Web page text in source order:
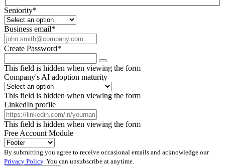
Seniority*
Business email*
Create Password*
This field is hidden when viewing the form
Company's AI adoption maturity
This field is hidden when viewing the form
LinkedIn profile
This field is hidden when viewing the form
Free Account Module
By submitting you agree to receive occasional emails and acknowledge our
Privacy Policy. You can unsubscribe at anytime.